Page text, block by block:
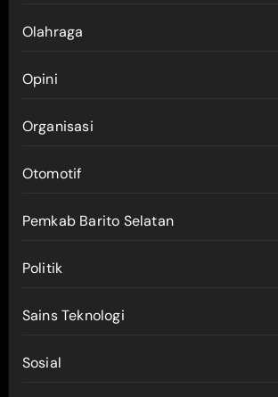
Olahraga
Opini
Organisasi
Otomotif
Pemkab Barito Selatan
Politik
Sains Teknologi
Sosial